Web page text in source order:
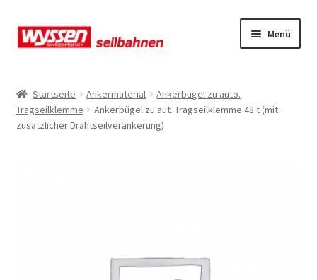
Zur
Navigation
Zum
Inhalt
Menü
Kasse
Startseite Ankermaterial
Ankerbügel zu auto.
Tragseilklemme
Ankerbügel zu aut. Tragseilklemme 48 t (mit
zusätzlicher Drahtseilverankerung)